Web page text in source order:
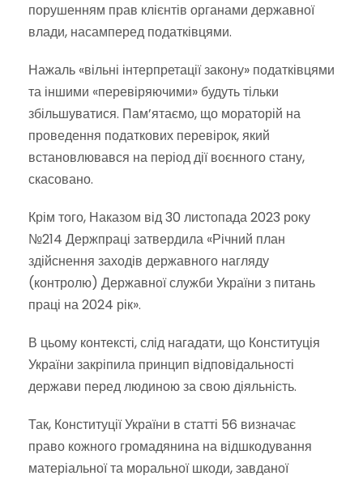
порушенням прав клієнтів органами державної
влади, насамперед податківцями.
Нажаль «вільні інтерпретації закону» податківцями
та іншими «перевіряючими» будуть тільки
збільшуватися. Пам’ятаємо, що мораторій на
проведення податкових перевірок, який
встановлювався на період дії воєнного стану,
скасовано.
Крім того, Наказом від 30 листопада 2023 року
№214 Держпраці затвердила «Річний план
здійснення заходів державного нагляду
(контролю) Державної служби України з питань
праці на 2024 рік».
В цьому контексті, слід нагадати, що Конституція
України закріпила принцип відповідальності
держави перед людиною за свою діяльність.
Так, Конституції України в статті 56 визначає
право кожного громадянина на відшкодування
матеріальної та моральної шкоди, завданої